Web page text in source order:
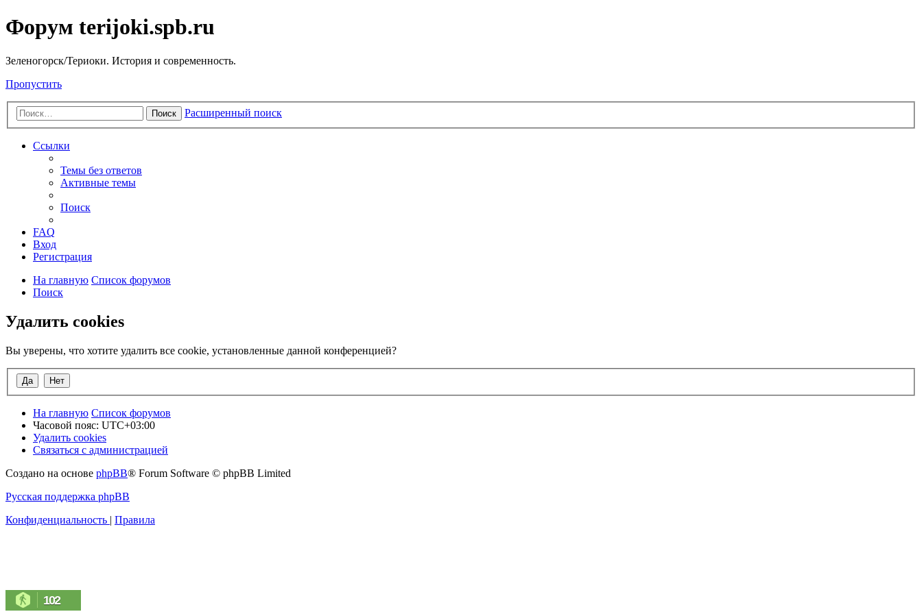
Форум terijoki.spb.ru
Зеленогорск/Териоки. История и современность.
Пропустить
Поиск Расширенный поиск
Ссылки
Темы без ответов
Активные темы
Поиск
FAQ
Вход
Регистрация
На главную Список форумов
Поиск
Удалить cookies
Вы уверены, что хотите удалить все cookie, установленные данной конференцией?
На главную Список форумов
Часовой пояс: UTC+03:00
Удалить cookies
Связаться с администрацией
Создано на основе phpBB® Forum Software © phpBB Limited
Русская поддержка phpBB
Конфиденциальность | Правила
102